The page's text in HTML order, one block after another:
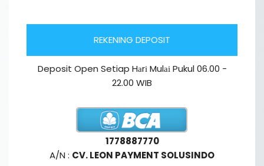
REKENING DEPOSIT
Deposit Open Setiap Hаrі Mulаі Pukul 06.00 -
22.00 WIB
1778887770
A/N : CV. LEON PAYMENT SOLUSINDO